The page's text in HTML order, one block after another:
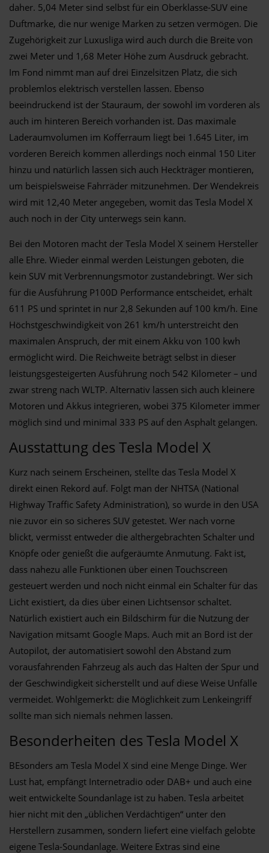
daher. 5,04 Meter sind selbst für ein Oberklasse-SUV eine
Duftmarke, die nur wenige Marken zu setzen vermögen. Die
Zugehörigkeit zur Luxusliga wird auch durch die Breite von
zwei Meter und 1,68 Meter Höhe zum Ausdruck gebracht.
Im Fond nimmt man auf drei Einzelsitzen Platz, die sich
problemlos elektrisch verstellen lassen. Ebenso
beeindruckend ist der Stauraum, der sowohl im vorderen als
auch im hinteren Bereich vorhanden ist. Das maximale
Laderaumvolumen im Kofferraum liegt bei 1.645 Liter, im
vorderen Bereich kommen allerdings noch einmal 150 Liter
hinzu und natürlich lassen sich auch Heckträger montieren,
um beispielsweise Fahrräder mitzunehmen. Der Wendekreis
wird mit 12,40 Meter angegeben, womit das Tesla Model X
auch noch in der City unterwegs sein kann.
Bei den Motoren macht der Tesla Model X seinem Hersteller
alle Ehre. Wieder einmal werden Leistungen geboten, die
kein SUV mit Verbrennungsmotor zustandebringt. Wer sich
für die Ausführung P100D Performance entscheidet, erhält
611 PS und sprintet in nur 2,8 Sekunden auf 100 km/h. Eine
Höchstgeschwindigkeit von 261 km/h unterstreicht den
maximalen Anspruch, der mit einem Akku von 100 kwh
ermöglicht wird. Die Reichweite beträgt selbst in dieser
leistungsgesteigerten Ausführung noch 542 Kilometer – und
zwar streng nach WLTP. Alternativ lassen sich auch kleinere
Motoren und Akkus integrieren, wobei 375 Kilometer immer
möglich sind und minimal 333 PS auf den Asphalt gelangen.
Ausstattung des Tesla Model X
Kurz nach seinem Erscheinen, stellte das Tesla Model X
direkt einen Rekord auf. Folgt man der NHTSA (National
Highway Traffic Safety Administration), so wurde in den USA
nie zuvor ein so sicheres SUV getestet. Wer nach vorne
blickt, vermisst entweder die althergebrachten Schalter und
Knöpfe oder genießt die aufgeräumte Anmutung. Fakt ist,
dass nahezu alle Funktionen über einen Touchscreen
gesteuert werden und noch nicht einmal ein Schalter für das
Licht existiert, da dies über einen Lichtsensor schaltet.
Natürlich existiert auch ein Bildschirm für die Nutzung der
Navigation mitsamt Google Maps. Auch mit an Bord ist der
Autopilot, der automatisiert sowohl den Abstand zum
vorausfahrenden Fahrzeug als auch das Halten der Spur und
der Geschwindigkeit sicherstellt und auf diese Weise Unfälle
vermeidet. Wohlgemerkt: die Möglichkeit zum Lenkeingriff
sollte man sich niemals nehmen lassen.
Besonderheiten des Tesla Model X
BEsonders am Tesla Model X sind eine Menge Dinge. Wer
Lust hat, empfängt Internetradio oder DAB+ und auch eine
weit entwickelte Soundanlage ist zu haben. Tesla arbeitet
hier nicht mit den „üblichen Verdächtigen“ unter den
Herstellern zusammen, sondern liefert eine vielfach gelobte
eigene Tesla-Soundanlage. Weitere Extras sind eine